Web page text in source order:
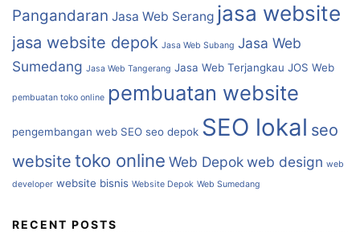
Pangandaran Jasa Web Serang jasa website
jasa website depok Jasa Web Subang Jasa Web
Sumedang Jasa Web Tangerang Jasa Web Terjangkau JOS Web
pembuatan toko online pembuatan website
pengembangan web SEO seo depok SEO lokal seo
website toko online Web Depokweb design web
developer website bisnis Website Depok Web Sumedang
RECENT POSTS